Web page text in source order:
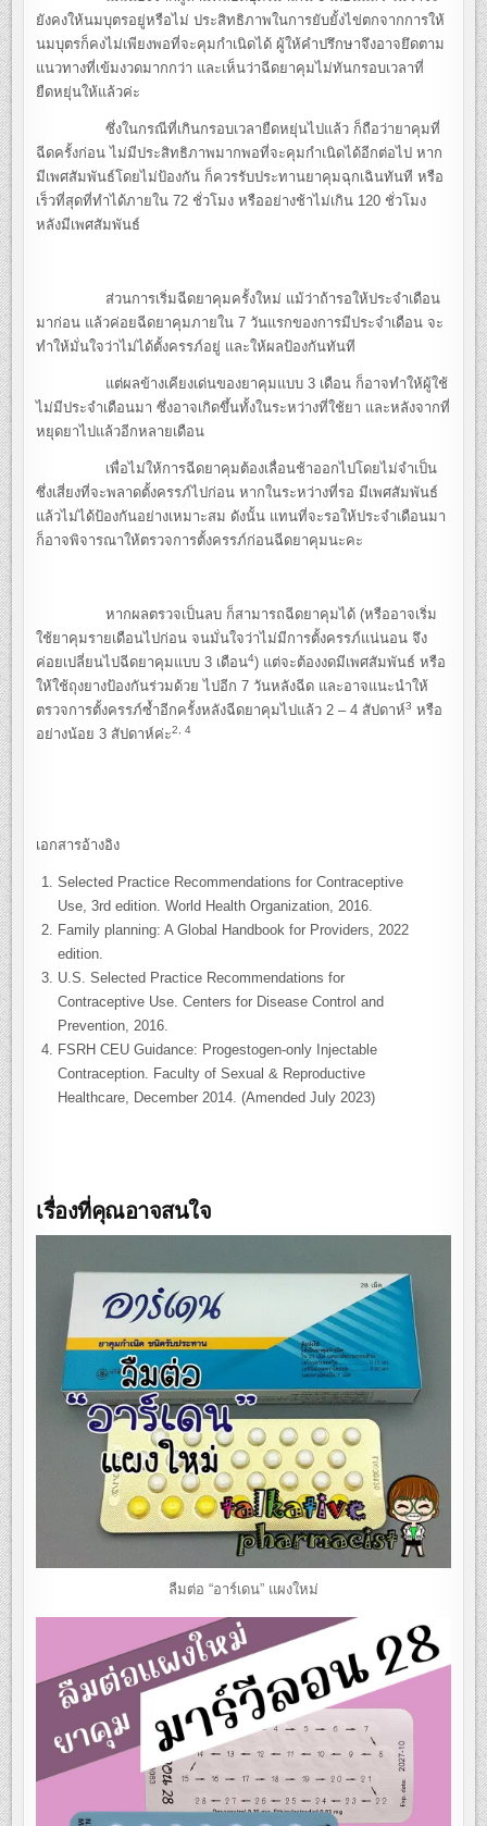
ยังคงให้นมบุตรอยู่หรือไม่ ประสิทธิภาพในการยับยั้งไข่ตกจากการให้
นมบุตรก็คงไม่เพียงพอที่จะคุมกำเนิดได้ ผู้ให้คำปรึกษาจึงอาจยึดตาม
แนวทางที่เข้มงวดมากกว่า และเห็นว่าฉีดยาคุมไม่ทันกรอบเวลาที่
ยืดหยุ่นให้แล้วค่ะ
ซึ่งในกรณีที่เกินกรอบเวลายืดหยุ่นไปแล้ว ก็ถือว่ายาคุมที่
ฉีดครั้งก่อน ไม่มีประสิทธิภาพมากพอที่จะคุมกำเนิดได้อีกต่อไป หาก
มีเพศสัมพันธ์โดยไม่ป้องกัน ก็ควรรับประทานยาคุมฉุกเฉินทันที หรือ
เร็วที่สุดที่ทำได้ภายใน 72 ชั่วโมง หรืออย่างช้าไม่เกิน 120 ชั่วโมง
หลังมีเพศสัมพันธ์
ส่วนการเริ่มฉีดยาคุมครั้งใหม่ แม้ว่าถ้ารอให้ประจำเดือน
มาก่อน แล้วค่อยฉีดยาคุมภายใน 7 วันแรกของการมีประจำเดือน จะ
ทำให้มั่นใจว่าไม่ได้ตั้งครรภ์อยู่ และให้ผลป้องกันทันที
แต่ผลข้างเคียงเด่นของยาคุมแบบ 3 เดือน ก็อาจทำให้ผู้ใช้
ไม่มีประจำเดือนมา ซึ่งอาจเกิดขึ้นทั้งในระหว่างที่ใช้ยา และหลังจากที่
หยุดยาไปแล้วอีกหลายเดือน
เพื่อไม่ให้การฉีดยาคุมต้องเลื่อนช้าออกไปโดยไม่จำเป็น
ซึ่งเสี่ยงที่จะพลาดตั้งครรภ์ไปก่อน หากในระหว่างที่รอ มีเพศสัมพันธ์
แล้วไม่ได้ป้องกันอย่างเหมาะสม ดังนั้น แทนที่จะรอให้ประจำเดือนมา
ก็อาจพิจารณาให้ตรวจการตั้งครรภ์ก่อนฉีดยาคุมนะคะ
หากผลตรวจเป็นลบ ก็สามารถฉีดยาคุมได้ (หรืออาจเริ่ม
ใช้ยาคุมรายเดือนไปก่อน จนมั่นใจว่าไม่มีการตั้งครรภ์แน่นอน จึง
ค่อยเปลี่ยนไปฉีดยาคุมแบบ 3 เดือน4) แต่จะต้องงดมีเพศสัมพันธ์ หรือ
ให้ใช้ถุงยางป้องกันร่วมด้วย ไปอีก 7 วันหลังฉีด และอาจแนะนำให้
ตรวจการตั้งครรภ์ซ้ำอีกครั้งหลังฉีดยาคุมไปแล้ว 2 – 4 สัปดาห์3 หรือ
อย่างน้อย 3 สัปดาห์ค่ะ2, 4
เอกสารอ้างอิง
Selected Practice Recommendations for Contraceptive
Use, 3rd edition. World Health Organization, 2016.
Family planning: A Global Handbook for Providers, 2022
edition.
U.S. Selected Practice Recommendations for
Contraceptive Use. Centers for Disease Control and
Prevention, 2016.
FSRH CEU Guidance: Progestogen-only Injectable
Contraception. Faculty of Sexual & Reproductive
Healthcare, December 2014. (Amended July 2023)
เรื่องที่คุณอาจสนใจ
ลืมต่อ “อาร์เดน” แผงใหม่